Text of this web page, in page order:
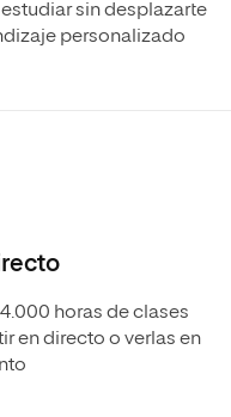
sin desplazarte
personalizado
horas de clases
en directo o verlas en